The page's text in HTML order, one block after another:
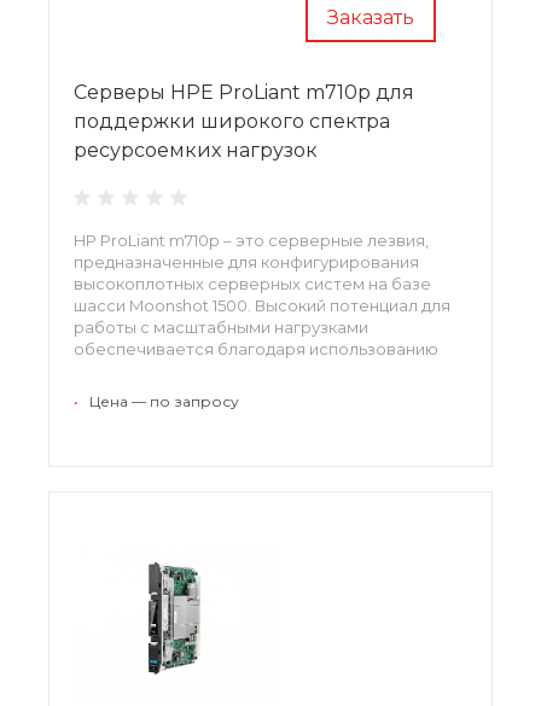
Заказать
Серверы HPE ProLiant m710p для
поддержки широкого спектра
ресурсоемких нагрузок
HP ProLiant m710p – это серверные лезвия,
предназначенные для конфигурирования
высокоплотных серверных систем на базе
шасси Moonshot 1500. Высокий потенциал для
работы с масштабными нагрузками
обеспечивается благодаря использованию
серверных узлов этой серии обеспечивает
• Цена — по запросу